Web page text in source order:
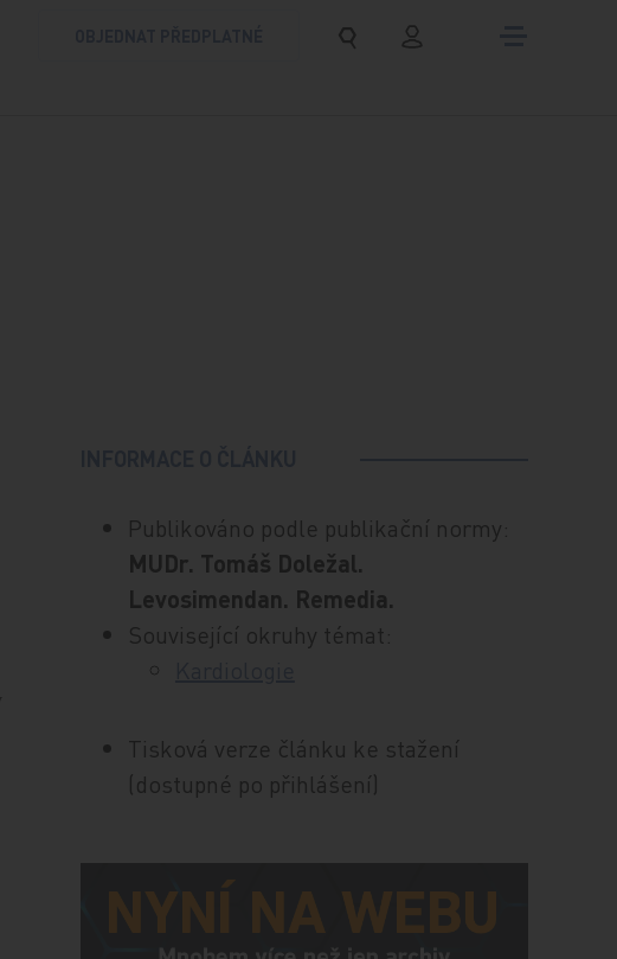
Publikováno podle publikační normy:
MUDr. Tomáš Doležal.
Levosimendan. Remedia.
Související okruhy témat:
Tisková verze článku ke stažení
(dostupné po přihlášení)